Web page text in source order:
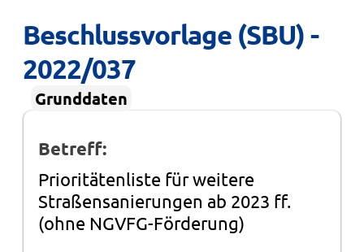
Beschlussvorlage (SBU) -
2022/037
Grunddaten
Betreff:
Prioritätenliste für weitere
Straßensanierungen ab 2023 ff.
(ohne NGVFG-Förderung)